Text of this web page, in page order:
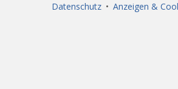
Datenschutz • Anzeigen &